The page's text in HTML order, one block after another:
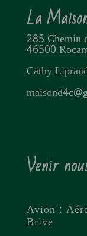
La
285 Chemin
46500
Cathy
Venir
Avion :
Brive